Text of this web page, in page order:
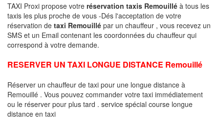
TAXI Proxi propose votre réservation taxis Remouillé à tous les
taxis les plus proche de vous -Dés l'acceptation de votre
réservation de taxi Remouillé par un chauffeur , vous recevez un
SMS et un Email contenant les coordonnées du chauffeur qui
correspond à votre demande.
RESERVER UN TAXI LONGUE DISTANCE Remouillé
Réserver un chauffeur de taxi pour une longue distance à
Remouillé . Vous pouvez commander votre taxi immédiatement
ou le réserver pour plus tard . service spécial course longue
distance en taxi